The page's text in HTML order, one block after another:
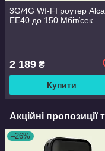
3G/4G WI-FI роутер
EE40 до 150 Мбіт/сек
2 189 ₴
Купити
Акційні пропозиції
–26%